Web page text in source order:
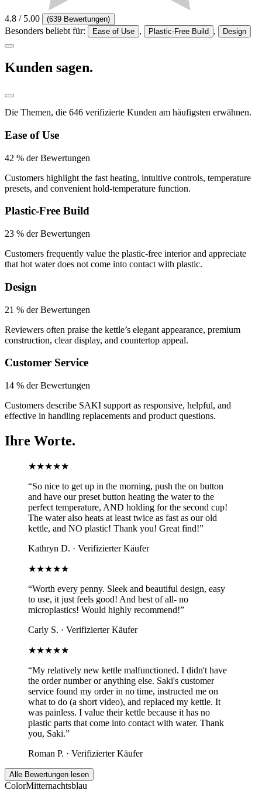
4.8 / 5.00 (639 Bewertungen)
Besonders beliebt für: Ease of Use , Plastic-Free Build , Design
Kunden sagen.
Die Themen, die 646 verifizierte Kunden am häufigsten erwähnen.
Ease of Use
42 % der Bewertungen
Customers highlight the fast heating, intuitive controls, temperature
presets, and convenient hold-temperature function.
Plastic-Free Build
23 % der Bewertungen
Customers frequently value the plastic-free interior and appreciate
that hot water does not come into contact with plastic.
Design
21 % der Bewertungen
Reviewers often praise the kettle’s elegant appearance, premium
construction, clear display, and countertop appeal.
Customer Service
14 % der Bewertungen
Customers describe SAKI support as responsive, helpful, and
effective in handling replacements and product questions.
Ihre Worte.
★★★★★
“So nice to get up in the morning, push the on button
and have our preset button heating the water to the
perfect temperature, AND holding for the second cup!
The water also heats at least twice as fast as our old
kettle, and NO plastic! Thank you! Great find!”
Kathryn D. · Verifizierter Käufer
★★★★★
“Worth every penny. Sleek and beautiful design, easy
to use, it just feels good! And best of all- no
microplastics! Would highly recommend!”
Carly S. · Verifizierter Käufer
★★★★★
“My relatively new kettle malfunctioned. I didn't have
the order number or anything else. Saki's customer
service found my order in no time, instructed me on
what to do (a short video), and replaced my kettle. It
was painless. I value their kettle because it has no
plastic parts that come into contact with water. Thank
you, Saki.”
Roman P. · Verifizierter Käufer
Alle Bewertungen lesen
ColorMitternachtsblau